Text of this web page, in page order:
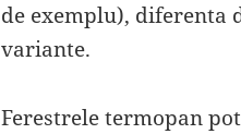
de exemplu), diferenta
variante.
Ferestrele termopan